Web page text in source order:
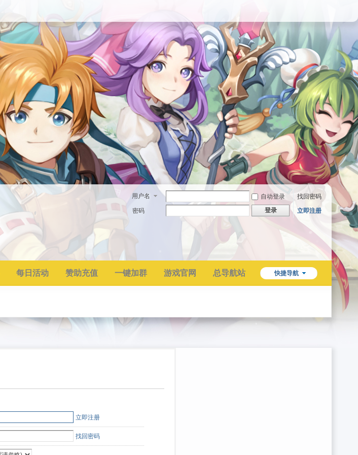
用户名 自动登录
找回密码
密码
登录 立即注册
快捷导航
每日活动 赞助充值 一键加群 游戏官网 总导航站
立即注册
找回密码